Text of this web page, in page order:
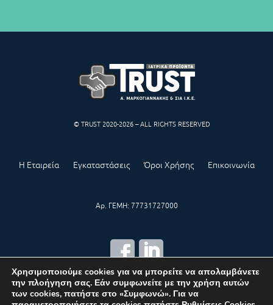
© TRUST 2020-2026 – ALL RIGHTS RESERVED
Η Εταιρεία Εγκαταστάσεις Όροι Χρήσης Επικοινωνία
Αρ. ΓΕΜΗ: 77731727000
CREATED BYIWORX
Χρησιμοποιούμε cookies για να μπορείτε να απολαμβάνετε
την πλοήγηση σας. Εάν συμφωνείτε με την χρήση αυτών
των cookies, πατήστε στο «Συμφωνώ». Για να